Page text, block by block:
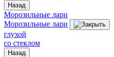
Назад
Морозильные лари
Морозильные лари
глухой
со стеклом
Назад